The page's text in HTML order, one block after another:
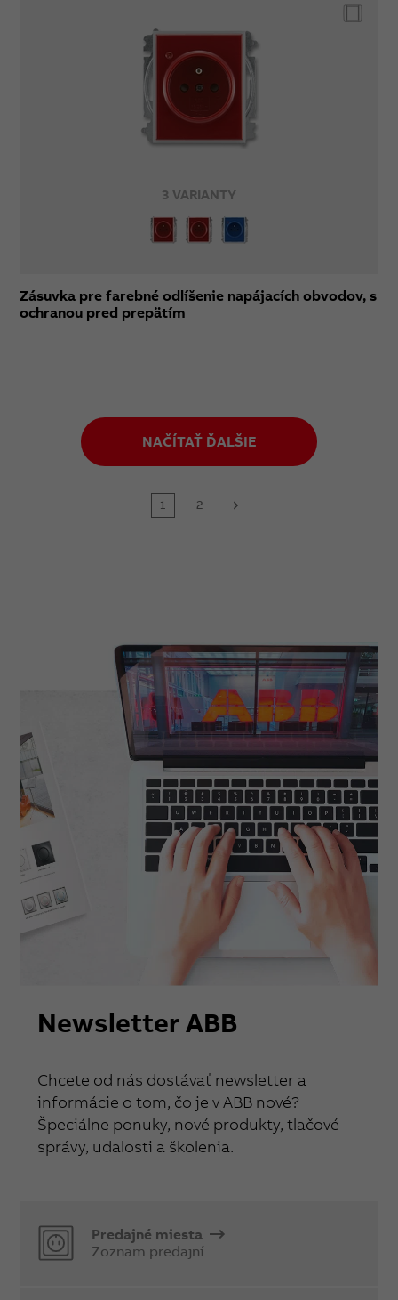
3 VARIANTY
Zásuvka pre farebné odlíšenie napájacích obvodov, s
ochranou pred prepätím
NAČÍTAŤ ĎALŠIE
1
2
Newsletter ABB
Chcete od nás dostávať newsletter a
informácie o tom, čo je v ABB nové?
Špeciálne ponuky, nové produkty, tlačové
správy, udalosti a školenia.
Predajné miesta
Zoznam predajní